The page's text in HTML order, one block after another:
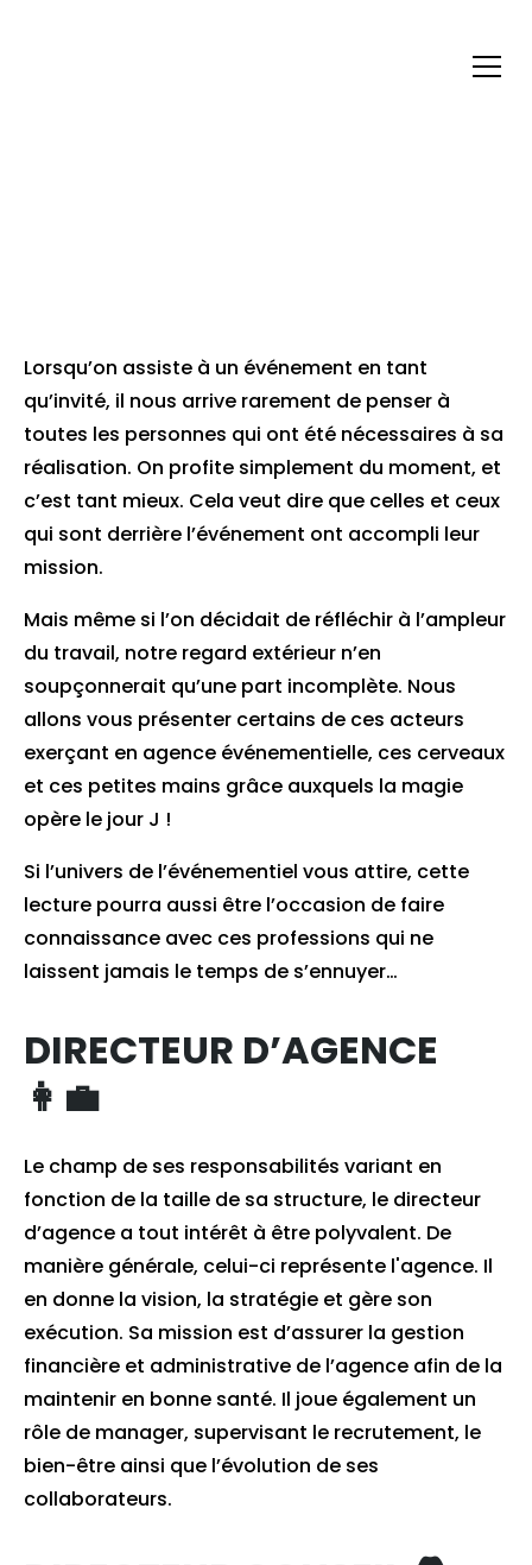
Lorsqu’on assiste à un événement en tant
qu’invité, il nous arrive rarement de penser à
toutes les personnes qui ont été nécessaires à sa
réalisation. On profite simplement du moment, et
c’est tant mieux. Cela veut dire que celles et ceux
qui sont derrière l’événement ont accompli leur
mission.
Mais même si l’on décidait de réfléchir à l’ampleur
du travail, notre regard extérieur n’en
soupçonnerait qu’une part incomplète. Nous
allons vous présenter certains de ces acteurs
exerçant en agence événementielle, ces cerveaux
et ces petites mains grâce auxquels la magie
opère le jour J !
Si l’univers de l’événementiel vous attire, cette
lecture pourra aussi être l’occasion de faire
connaissance avec ces professions qui ne
laissent jamais le temps de s’ennuyer…
DIRECTEUR D’AGENCE
👩‍💼
Le champ de ses responsabilités variant en
fonction de la taille de sa structure, le directeur
d’agence a tout intérêt à être polyvalent. De
manière générale, celui-ci représente l'agence. Il
en donne la vision, la stratégie et gère son
exécution. Sa mission est d’assurer la gestion
financière et administrative de l’agence afin de la
maintenir en bonne santé. Il joue également un
rôle de manager, supervisant le recrutement, le
bien-être ainsi que l’évolution de ses
collaborateurs.